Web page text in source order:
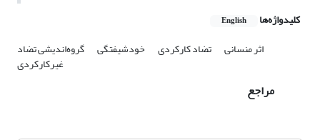
کلیدواژه‌ها English
اثر منسانی تضاد کارکردی خودشیفتگی گروه‌اندیشیتضاد
غیرکارکردی
مراجع